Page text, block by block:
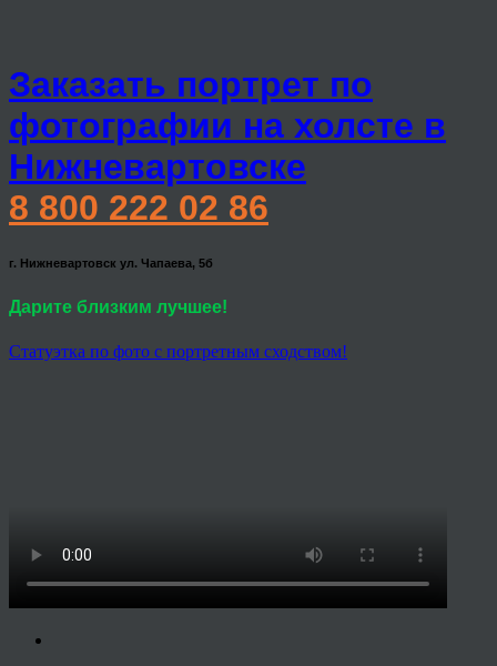
Заказать портрет по
фотографии на холсте в
Нижневартовске
8 800 222 02 86
г. Нижневартовск ул. Чапаева, 5б
Дарите близким лучшее!
Статуэтка по фото с портретным сходством!